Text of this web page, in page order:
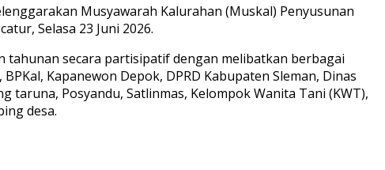
Musyawarah Kalurahan (Muskal) Penyusunan
Selasa 23 Juni 2026.
secara partisipatif dengan melibatkan berbagai
Kapanewon Depok, DPRD Kabupaten Sleman, Dinas
taruna, Posyandu, Satlinmas, Kelompok Wanita Tani (KWT),
desa.